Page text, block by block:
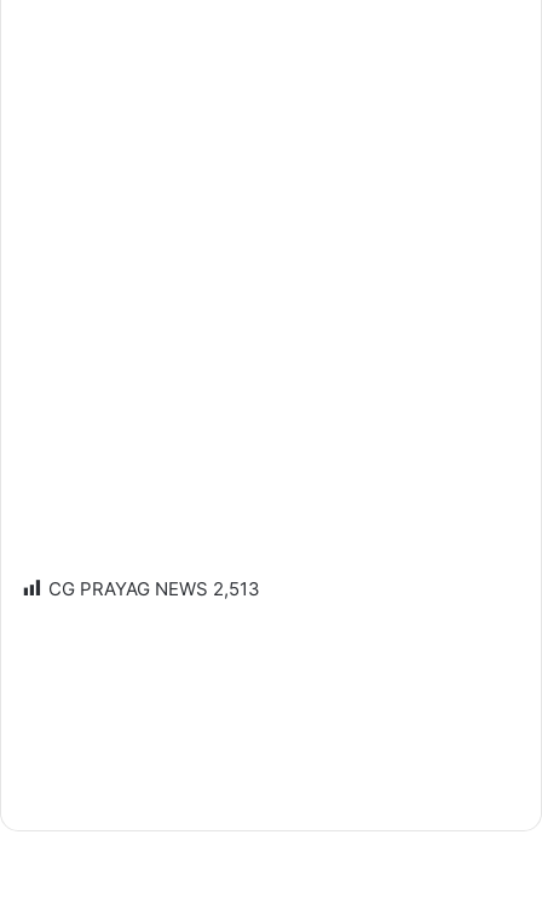
CG PRAYAG NEWS 2,513